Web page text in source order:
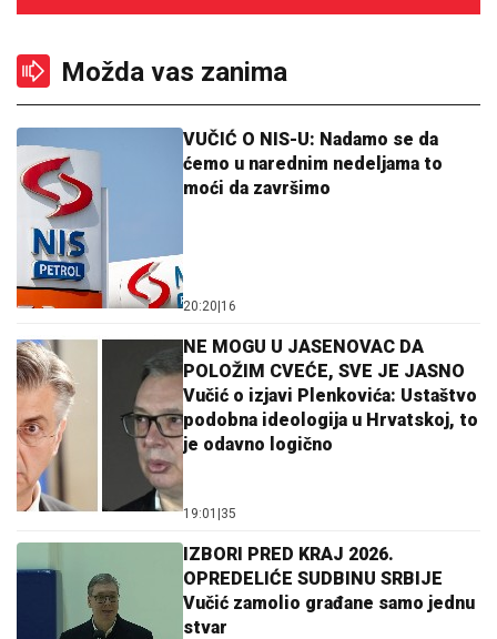
Možda vas zanima
VUČIĆ O NIS-U: Nadamo se da
ćemo u narednim nedeljama to
moći da završimo
20:20|16
NE MOGU U JASENOVAC DA
POLOŽIM CVEĆE, SVE JE JASNO
Vučić o izjavi Plenkovića: Ustaštvo
podobna ideologija u Hrvatskoj, to
je odavno logično
19:01 |35
IZBORI PRED KRAJ 2026.
OPREDELIĆE SUDBINU SRBIJE
Vučić zamolio građane samo jednu
stvar